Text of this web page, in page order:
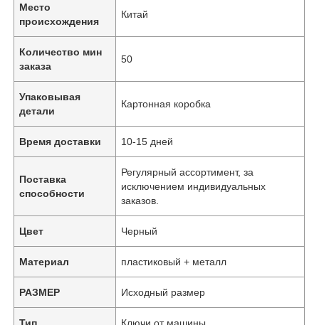
Место
происхождения
Китай
Количество мин
заказа
50
Упаковывая
детали
Картонная коробка
Время доставки 10-15 дней
Поставка
способности
Регулярный ассортимент, за
исключением индивидуальных
заказов.
Цвет Черный
Материал пластиковый + металл
РАЗМЕР Исходный размер
Тип Ключи от машины